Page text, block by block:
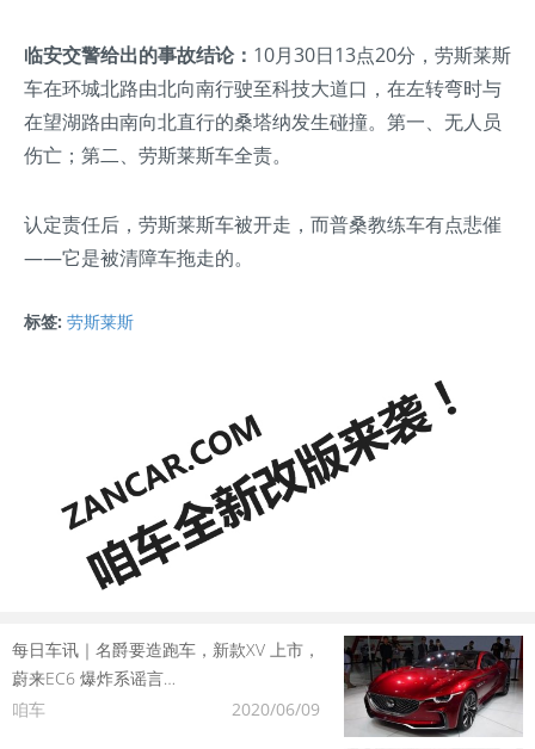
临安交警给出的事故结论： 10月30日13点20分，劳斯莱斯
车在环城北路由北向南行驶至科技大道口，在左转弯时与
在望湖路由南向北直行的桑塔纳发生碰撞。第一、无人员
伤亡；第二、劳斯莱斯车全责。
认定责任后，劳斯莱斯车被开走，而普桑教练车有点悲催
——它是被清障车拖走的。
标签: 劳斯莱斯
每日车讯｜名爵要造跑车，新款XV 上市，
蔚来EC6 爆炸系谣言…
咱车
2020/06/09